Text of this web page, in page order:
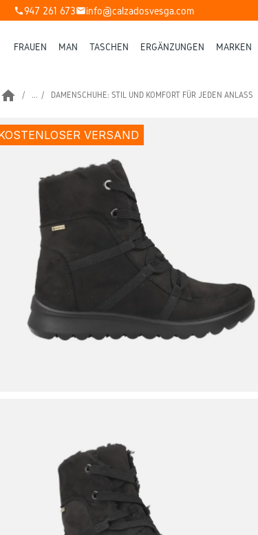
phone947 261 673mailinfo@calzadosvesga.com
FRAUEN MAN TASCHEN ERGÄNZUNGEN MARKEN
home ... DAMENSCHUHE: STIL UND KOMFORT FÜR JEDEN ANLASS
VERSAND